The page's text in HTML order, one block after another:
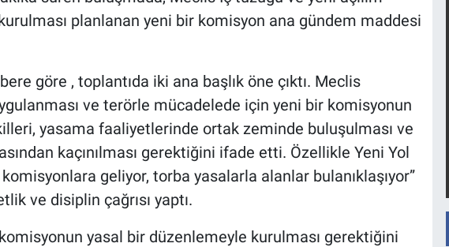
planlanan yeni bir komisyon ana gündem maddesi
göre , toplantıda iki ana başlık öne çıktı. Meclis
ve terörle mücadelede için yeni bir komisyonun
yasama faaliyetlerinde ortak zeminde buluşulması ve
kaçınılması gerektiğini ifade etti. Özellikle Yeni Yol
geliyor, torba yasalarla alanlar bulanıklaşıyor”
ve disiplin çağrısı yaptı.
yasal bir düzenlemeyle kurulması gerektiğini